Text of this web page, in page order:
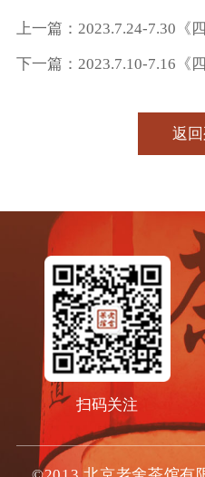
上一篇：2023.7.24-7.30《
下一篇：2023.7.10-7.16《
返
扫码关注